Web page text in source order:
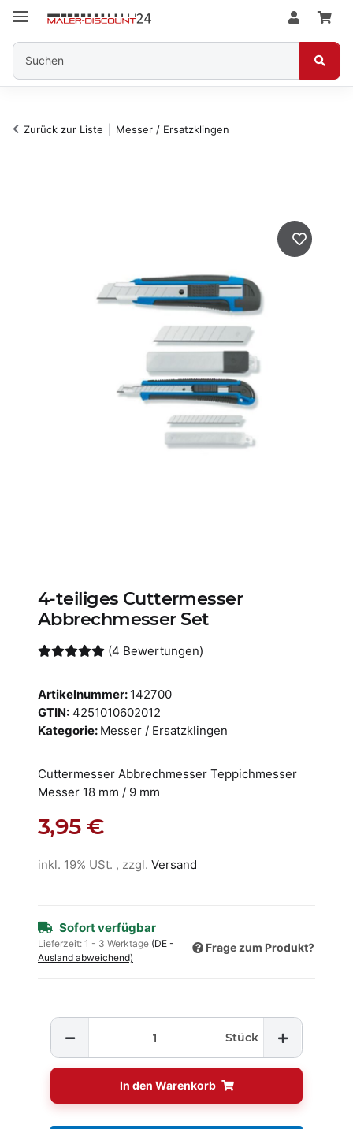
Zurück zur Liste Messer / Ersatzklingen
4-teiliges Cuttermesser
Abbrechmesser Set
(4 Bewertungen)
Artikelnummer: 142700
GTIN: 4251010602012
Kategorie: Messer / Ersatzklingen
Cuttermesser Abbrechmesser Teppichmesser
Messer 18 mm / 9 mm
3,95 €
inkl. 19% USt. , zzgl. Versand
Sofort verfügbar
Lieferzeit: 1 - 3 Werktage (DE -
Ausland abweichend)
Frage zum Produkt?
Stück
In den Warenkorb